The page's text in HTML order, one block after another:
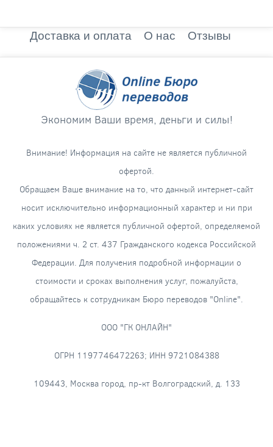
Доставка и оплата О нас Отзывы
Экономим Ваши время, деньги и силы!
Внимание! Информация на сайте не является публичной
офертой.
Обращаем Ваше внимание на то, что данный интернет-сайт
носит исключительно информационный характер и ни при
каких условиях не является публичной офертой, определяемой
положениями ч. 2 ст. 437 Гражданского кодекса Российской
Федерации. Для получения подробной информации о
стоимости и сроках выполнения услуг, пожалуйста,
обращайтесь к сотрудникам Бюро переводов "Online".
ООО "ГК ОНЛАЙН"
ОГРН 1197746472263; ИНН 9721084388
109443, Москва город, пр-кт Волгоградский, д. 133